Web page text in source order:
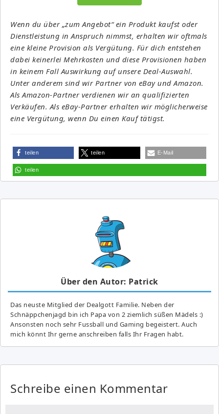
Wenn du über „zum Angebot“ ein Produkt kaufst oder
Dienstleistung in Anspruch nimmst, erhalten wir oftmals
eine kleine Provision als Vergütung. Für dich entstehen
dabei keinerlei Mehrkosten und diese Provisionen haben
in keinem Fall Auswirkung auf unsere Deal-Auswahl.
Unter anderem sind wir Partner von eBay und Amazon.
Als Amazon-Partner verdienen wir an qualifizierten
Verkäufen. Als eBay-Partner erhalten wir möglicherweise
eine Vergütung, wenn Du einen Kauf tätigst.
teilen teilen E-Mail
teilen
Über den Autor: Patrick
Das neuste Mitglied der Dealgott Familie. Neben der
Schnäppchenjagd bin ich Papa von 2 ziemlich süßen Mädels :)
Ansonsten noch sehr Fussball und Gaming begeistert. Auch
mich könnt Ihr gerne anschreiben falls Ihr Fragen habt.
Schreibe einen Kommentar